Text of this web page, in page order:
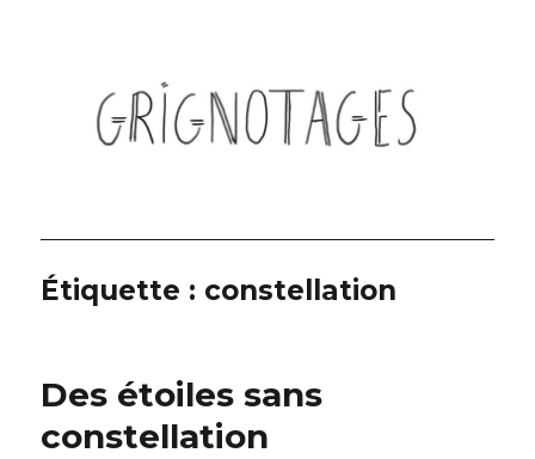
Étiquette : constellation
Des étoiles sans
constellation